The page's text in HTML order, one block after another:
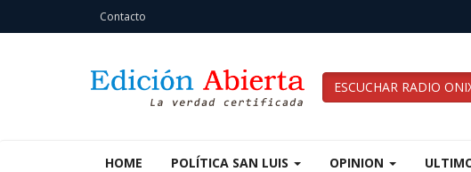
Contacto
ESCUCHAR RADIO
HOME POLÍTICA SAN LUIS OPINION